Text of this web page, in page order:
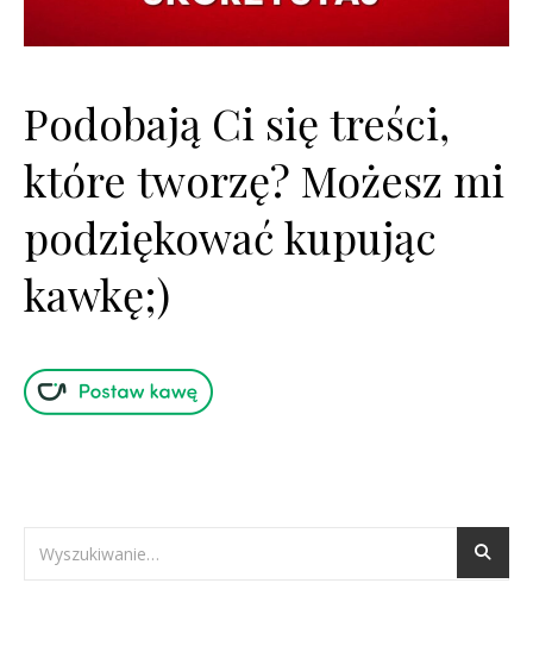
Podobają Ci się treści,
które tworzę? Możesz mi
podziękować kupując
kawkę;)